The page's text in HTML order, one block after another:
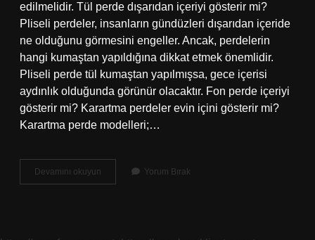
edilmelidir. Tül perde dışarıdan içeriyi gösterir mi?
Pliseli perdeler, insanların gündüzleri dışarıdan içeride
ne olduğunu görmesini engeller. Ancak, perdelerin
hangi kumaştan yapıldığına dikkat etmek önemlidir.
Pliseli perde tül kumaştan yapılmışsa, gece içerisi
aydınlık olduğunda görünür olacaktır. Fon perde içeriyi
gösterir mi? Karartma perdeler evin içini gösterir mi?
Karartma perde modelleri;…
Devamını okuyun
Perde
Yorum Bırak